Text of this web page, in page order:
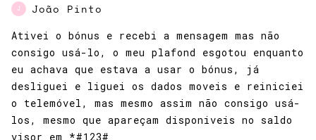
J João Pinto
Ativei o bónus e recebi a mensagem mas não
consigo usá-lo, o meu plafond esgotou enquanto
eu achava que estava a usar o bónus, já
desliguei e liguei os dados moveis e reiniciei
o telemóvel, mas mesmo assim não consigo usá-
los, mesmo que apareçam disponiveis no saldo
visor em *#123#